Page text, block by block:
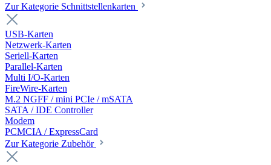
Zur Kategorie Schnittstellenkarten
USB-Karten
Netzwerk-Karten
Seriell-Karten
Parallel-Karten
Multi I/O-Karten
FireWire-Karten
M.2 NGFF / mini PCIe / mSATA
SATA / IDE Controller
Modem
PCMCIA / ExpressCard
Zur Kategorie Zubehör